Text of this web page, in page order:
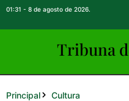
01:31 - 8 de agosto de 2026.
Tribuna
Principal
Cultura